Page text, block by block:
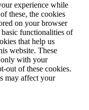
experience while
these, the cookies
on your browser
functionalities of
that help us
website. These
with your
out of these cookies.
may affect your